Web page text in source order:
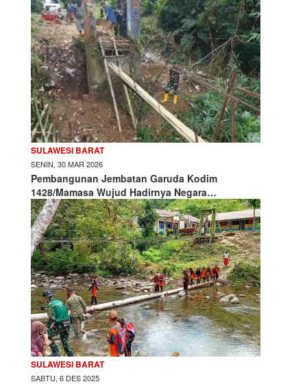
SULAWESI BARAT
SENIN, 30 MAR 2026
Pembangunan Jembatan Garuda Kodim
1428/Mamasa Wujud Hadirnya Negara…
SULAWESI BARAT
SABTU, 6 DES 2025